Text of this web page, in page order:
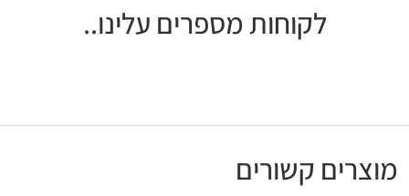
לקוחות מספרים עלינו..
מוצרים קשורים